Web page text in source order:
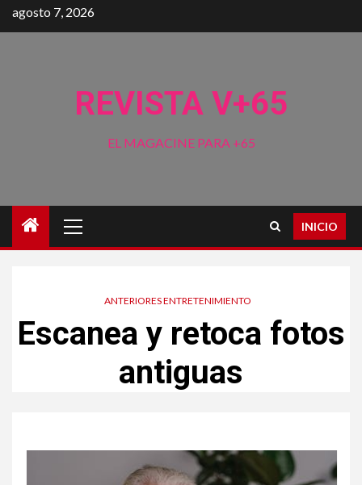
Saltar
al
agosto 7, 2026
REVISTA V+65
EL MAGACINE PARA +65
principal
INICIO
ANTERIORES ENTRETENIMIENTO
Escanea y retoca fotos
antiguas